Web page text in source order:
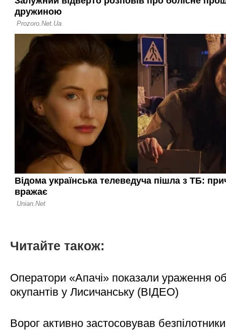
Читайте також:
Оператори «Апачі» показали ураження
окупантів у Лисичанську (ВІДЕО)
Ворог активно застосовував